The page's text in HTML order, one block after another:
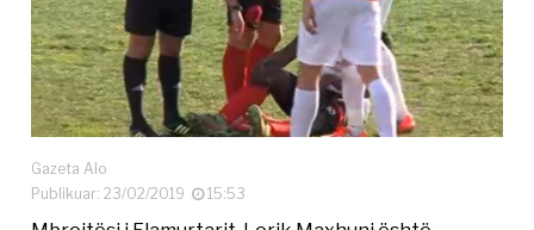
Gazeta Alo
Publikuar: 23/02/2019
15:53